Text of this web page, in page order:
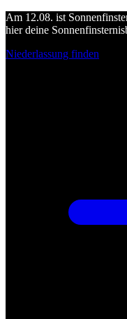
Am 12.08. ist
hier deine
Niederlassung finden